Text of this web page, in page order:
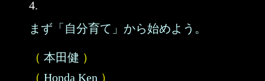
4.
まず「自分育て」から始めよう。
（ 本田健 ）
（ Honda Ken ）